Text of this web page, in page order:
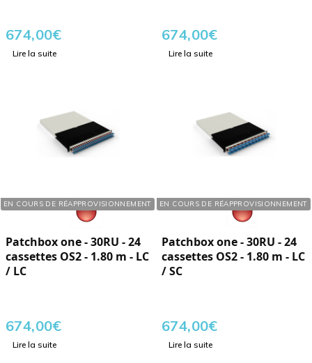
674,00€
Lire la suite
674,00€
Lire la suite
EN COURS DE RÉAPPROVISIONNEMENT
Réf. : 165729
Patchbox one - 30RU - 24
cassettes OS2 - 1.80 m - LC
/ LC
674,00€
Lire la suite
EN COURS DE RÉAPPROVISIONNEMENT
Réf. : 165701
Patchbox one - 30RU - 24
cassettes OS2 - 1.80 m - LC
/ SC
674,00€
Lire la suite